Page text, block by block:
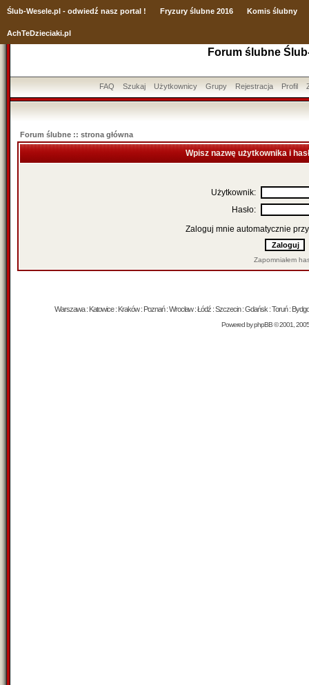
Ślub-Wesele.pl - odwiedź nasz portal ! Fryzury ślubne 2016 Komis ślubny
AchTeDzieciaki.pl
Forum ślubne
FAQ Szukaj Użytkownicy Grupy Rejestracja Profil
Forum ślubne :: strona główna
Wpisz nazwę użytkownika i
Użytkownik:
Hasło:
Zaloguj mnie automatycznie
Zapomniałem
Warszawa : Katowice : Kraków : Poznań : Wrocław : Łódź : Szczecin : Gdańsk : Toruń :
Powered byphpBB© 2001,